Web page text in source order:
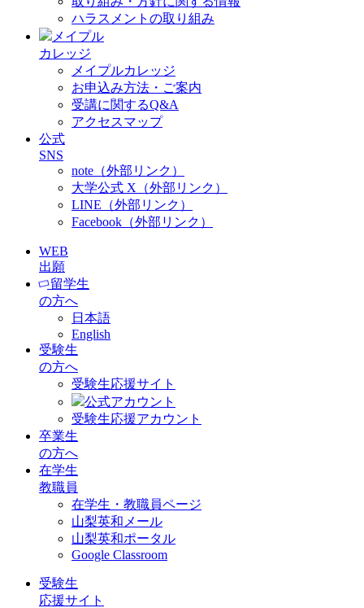
ハラスメントの取り組み
メイプル
カレッジ
メイプルカレッジ
お申込み方法・ご案内
受講に関するQ&A
アクセスマップ
公式
SNS
note（外部リンク）
大学公式 X（外部リンク）
LINE（外部リンク）
Facebook（外部リンク）
WEB
出願
留学生
の方へ
日本語
English
受験生
の方へ
受験生応援サイト
公式アカウント
受験生応援アカウント
卒業生
の方へ
在学生
教職員
在学生・教職員ページ
山梨英和メール
山梨英和ポータル
Google Classroom
受験生
応援サイト